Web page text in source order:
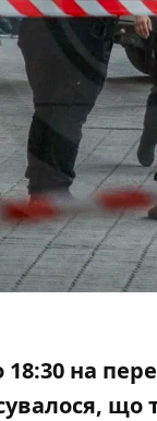
на
що